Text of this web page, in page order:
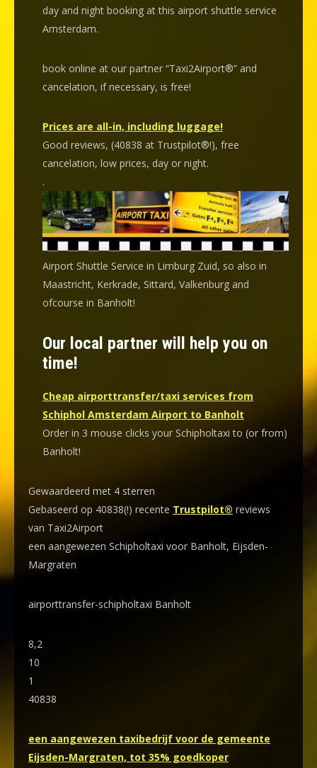
day and night booking at this airport shuttle service
Amsterdam.
book online at our partner “Taxi2Airport®” and
cancelation, if necessary, is free!
Prices are all-in, including luggage!
Good reviews, (40838 at Trustpilot®!), free
cancelation, low prices, day or night.
.
Airport Shuttle Service in Limburg Zuid, so also in
Maastricht, Kerkrade, Sittard, Valkenburg and
ofcourse in Banholt!
Our local partner will help you on
time!
Cheap airporttransfer/taxi services from
Schiphol Amsterdam Airport to Banholt
Order in 3 mouse clicks your Schipholtaxi to (or from)
Banholt!
Gewaardeerd met 4 sterren
Gebaseerd op 40838(!) recente Trustpilot® reviews
van Taxi2Airport
een aangewezen Schipholtaxi voor Banholt, Eijsden-
Margraten
airporttransfer-schipholtaxi Banholt
8,2
10
1
40838
een aangewezen taxibedrijf voor de gemeente
Eijsden-Margraten, tot 35% goedkoper